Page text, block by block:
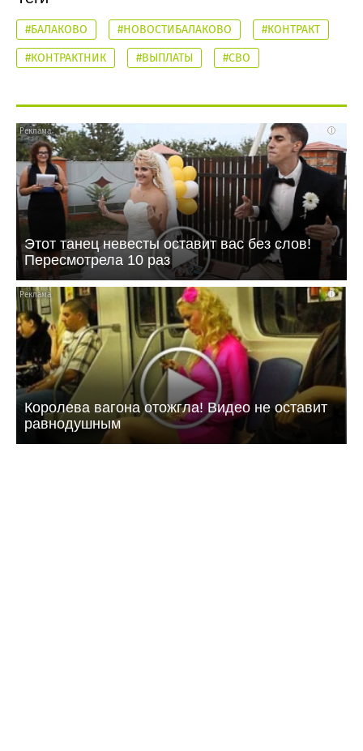
#БАЛАКОВО #НОВОСТИБАЛАКОВО #КОНТРАКТ
#КОНТРАКТНИК #ВЫПЛАТЫ #СВО
i
Этот танец невесты оставит вас без слов!
Пересмотрела 10 раз
i
Королева вагона отожгла! Видео не оставит
равнодушным